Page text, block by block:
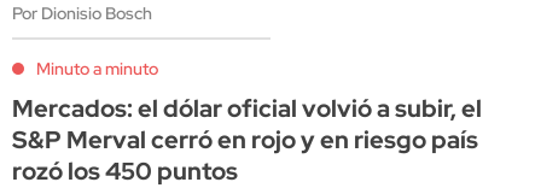
Por Dionisio Bosch
Minuto a minuto
Mercados: el dólar oficial volvió a subir, el
S&P Merval cerró en rojo y en riesgo país
rozó los 450 puntos